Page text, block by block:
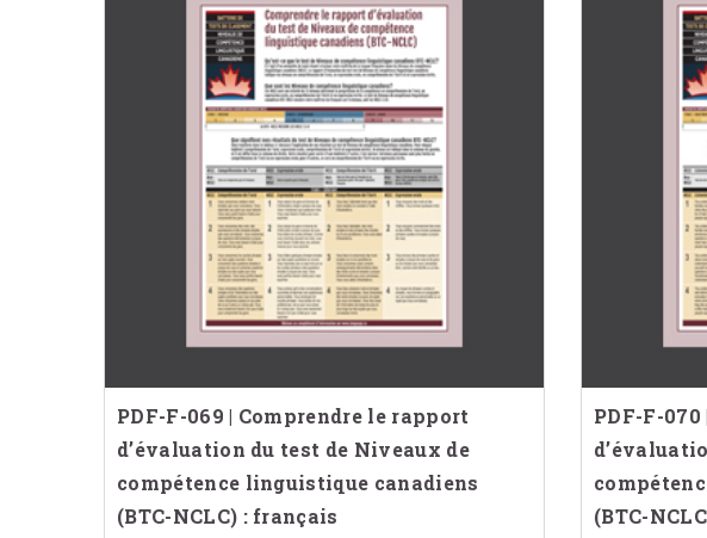
PDF-F-069 | Comprendre le rapport
d’évaluation du test de Niveaux de
compétence linguistique canadiens
(BTC-NCLC) : français
PDF-F-
(BTC-